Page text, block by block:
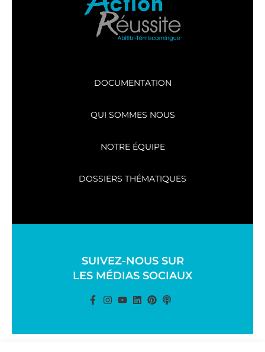
DOCUMENTATION
QUI SOMMES NOUS
NOTRE ÉQUIPE
DOSSIERS THÉMATIQUES
SUIVEZ-NOUS SUR
LES MÉDIAS SOCIAUX